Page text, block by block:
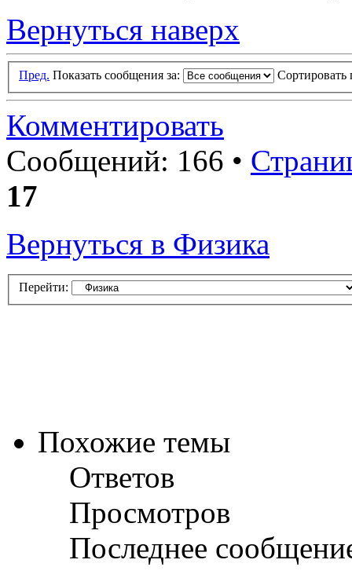
Вернуться наверх
Пред. Показать сообщения за: Сортировать
Комментировать
Сообщений: 166 •
17
Вернуться в Физика
Перейти:
Похожие темы
Ответов
Просмотров
Последнее